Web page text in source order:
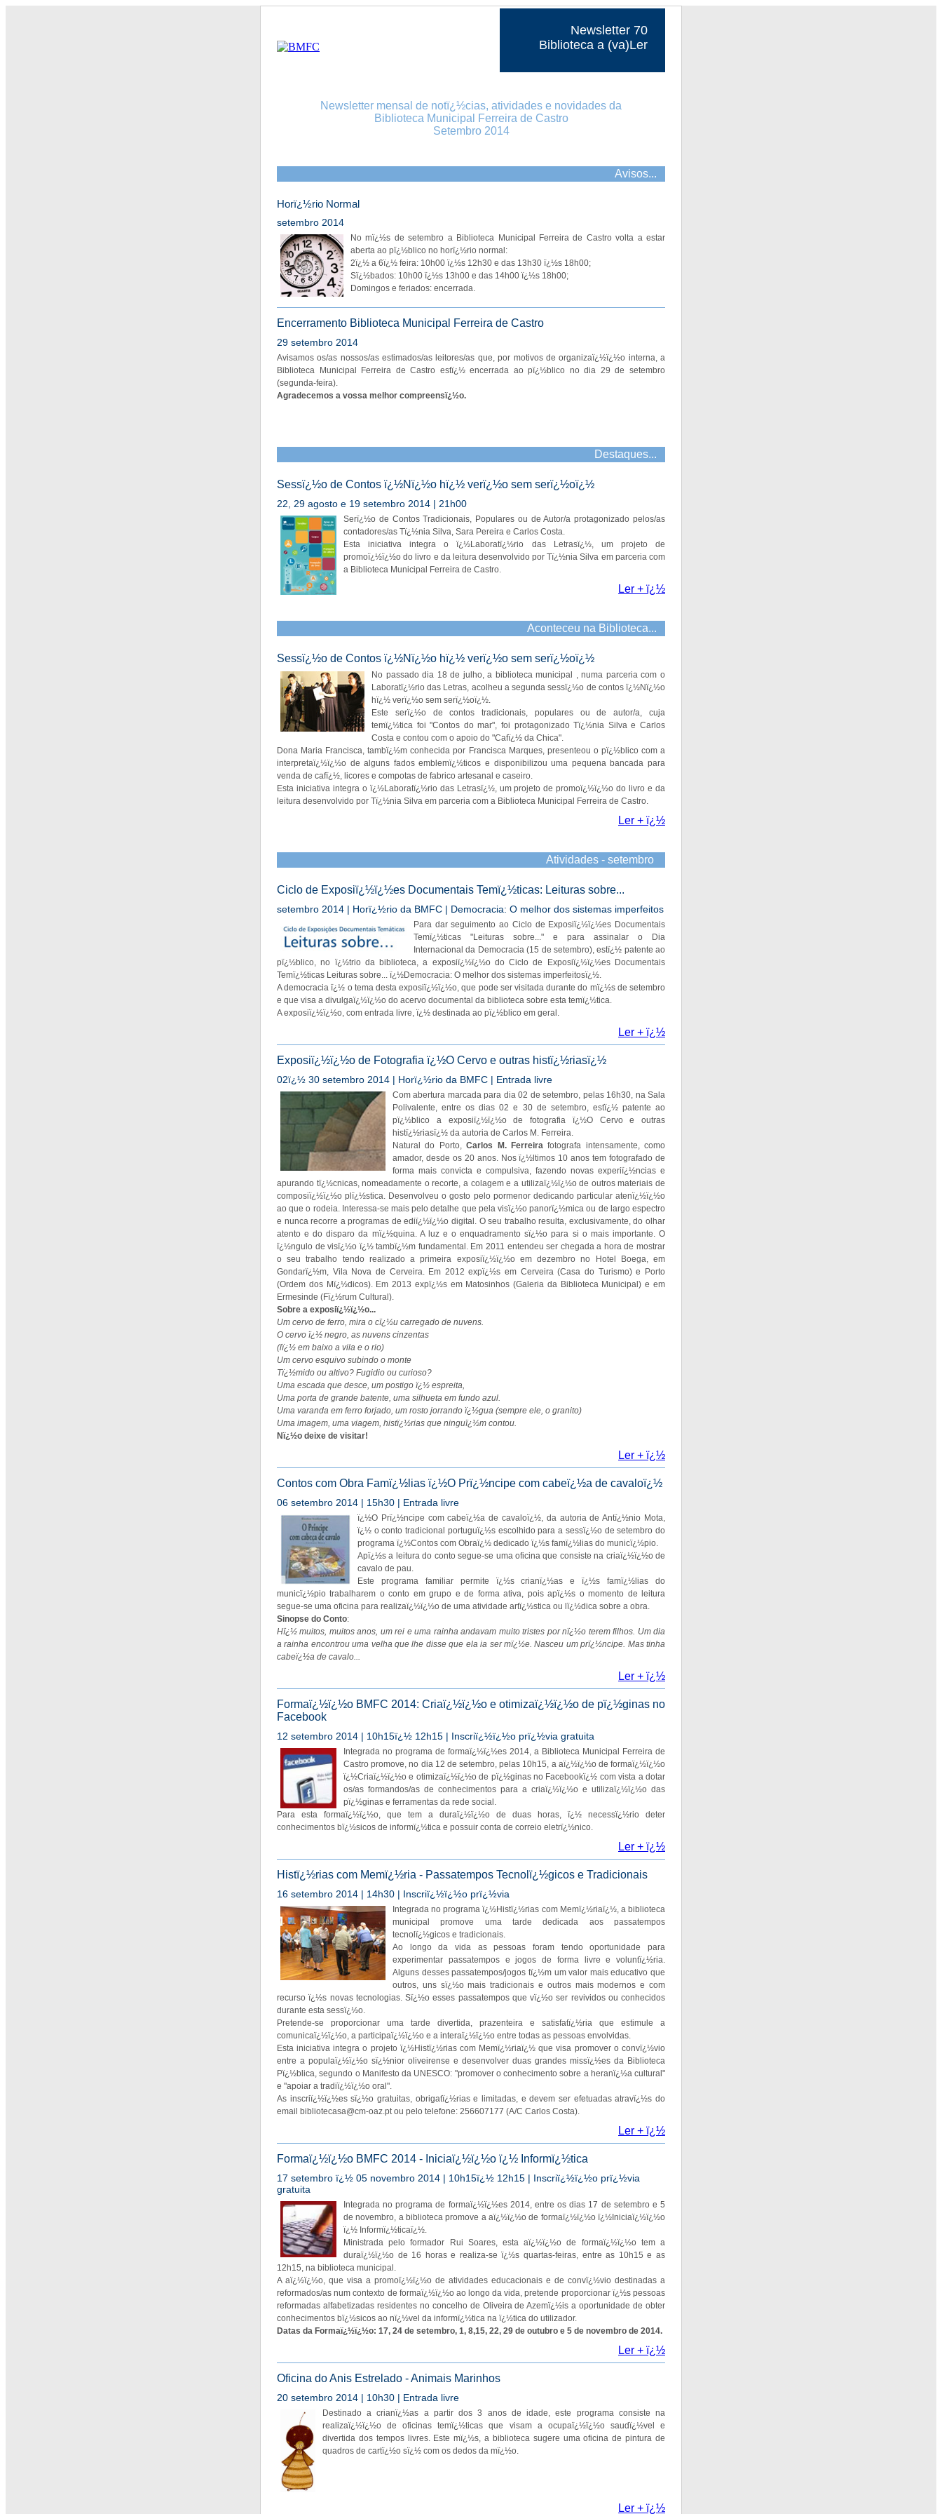
Newsletter 70
Biblioteca a (va)Ler
Newsletter mensal de notï¿½cias, atividades e novidades da
Biblioteca Municipal Ferreira de Castro
Setembro 2014
Avisos...
Horï¿½rio Normal
setembro 2014
No mï¿½s de setembro a Biblioteca Municipal Ferreira de Castro volta a estar
aberta ao pï¿½blico no horï¿½rio normal:
2ï¿½ a 6ï¿½ feira: 10h00 ï¿½s 12h30 e das 13h30 ï¿½s 18h00;
Sï¿½bados: 10h00 ï¿½s 13h00 e das 14h00 ï¿½s 18h00;
Domingos e feriados: encerrada.
Encerramento Biblioteca Municipal Ferreira de Castro
29 setembro 2014
Avisamos os/as nossos/as estimados/as leitores/as que, por motivos de organizaï¿½ï¿½o interna, a
Biblioteca Municipal Ferreira de Castro estï¿½ encerrada ao pï¿½blico no dia 29 de setembro
(segunda-feira).
Agradecemos a vossa melhor compreensï¿½o.
Destaques...
Sessï¿½o de Contos ï¿½Nï¿½o hï¿½ verï¿½o sem serï¿½oï¿½
22, 29 agosto e 19 setembro 2014 | 21h00
Serï¿½o de Contos Tradicionais, Populares ou de Autor/a protagonizado pelos/as
contadores/as Tï¿½nia Silva, Sara Pereira e Carlos Costa.
Esta iniciativa integra o ï¿½Laboratï¿½rio das Letrasï¿½, um projeto de
promoï¿½ï¿½o do livro e da leitura desenvolvido por Tï¿½nia Silva em parceria com
a Biblioteca Municipal Ferreira de Castro.
Ler + ï¿½
Aconteceu na Biblioteca...
Sessï¿½o de Contos ï¿½Nï¿½o hï¿½ verï¿½o sem serï¿½oï¿½
No passado dia 18 de julho, a biblioteca municipal , numa parceria com o
Laboratï¿½rio das Letras, acolheu a segunda sessï¿½o de contos ï¿½Nï¿½o
hï¿½ verï¿½o sem serï¿½oï¿½.
Este serï¿½o de contos tradicionais, populares ou de autor/a, cuja
temï¿½tica foi "Contos do mar", foi protagonizado Tï¿½nia Silva e Carlos
Costa e contou com o apoio do "Cafï¿½ da Chica".
Dona Maria Francisca, tambï¿½m conhecida por Francisca Marques, presenteou o pï¿½blico com a
interpretaï¿½ï¿½o de alguns fados emblemï¿½ticos e disponibilizou uma pequena bancada para
venda de cafï¿½, licores e compotas de fabrico artesanal e caseiro.
Esta iniciativa integra o ï¿½Laboratï¿½rio das Letrasï¿½, um projeto de promoï¿½ï¿½o do livro e da
leitura desenvolvido por Tï¿½nia Silva em parceria com a Biblioteca Municipal Ferreira de Castro.
Ler + ï¿½
Atividades - setembro
Ciclo de Exposiï¿½ï¿½es Documentais Temï¿½ticas: Leituras sobre...
setembro 2014 | Horï¿½rio da BMFC | Democracia: O melhor dos sistemas imperfeitos
Para dar seguimento ao Ciclo de Exposiï¿½ï¿½es Documentais
Temï¿½ticas "Leituras sobre..." e para assinalar o Dia
Internacional da Democracia (15 de setembro), estï¿½ patente ao
pï¿½blico, no ï¿½trio da biblioteca, a exposiï¿½ï¿½o do Ciclo de Exposiï¿½ï¿½es Documentais
Temï¿½ticas Leituras sobre... ï¿½Democracia: O melhor dos sistemas imperfeitosï¿½.
A democracia ï¿½ o tema desta exposiï¿½ï¿½o, que pode ser visitada durante do mï¿½s de setembro
e que visa a divulgaï¿½ï¿½o do acervo documental da biblioteca sobre esta temï¿½tica.
A exposiï¿½ï¿½o, com entrada livre, ï¿½ destinada ao pï¿½blico em geral.
Ler + ï¿½
Exposiï¿½ï¿½o de Fotografia ï¿½O Cervo e outras histï¿½riasï¿½
02ï¿½ 30 setembro 2014 | Horï¿½rio da BMFC | Entrada livre
Com abertura marcada para dia 02 de setembro, pelas 16h30, na Sala
Polivalente, entre os dias 02 e 30 de setembro, estï¿½ patente ao
pï¿½blico a exposiï¿½ï¿½o de fotografia ï¿½O Cervo e outras
histï¿½riasï¿½ da autoria de Carlos M. Ferreira.
Natural do Porto,Carlos M. Ferreirafotografa intensamente, como
amador, desde os 20 anos. Nos ï¿½ltimos 10 anos tem fotografado de
forma mais convicta e compulsiva, fazendo novas experiï¿½ncias e
apurando tï¿½cnicas, nomeadamente o recorte, a colagem e a utilizaï¿½ï¿½o de outros materiais de
composiï¿½ï¿½o plï¿½stica. Desenvolveu o gosto pelo pormenor dedicando particular atenï¿½ï¿½o
ao que o rodeia. Interessa-se mais pelo detalhe que pela visï¿½o panorï¿½mica ou de largo espectro
e nunca recorre a programas de ediï¿½ï¿½o digital. O seu trabalho resulta, exclusivamente, do olhar
atento e do disparo da mï¿½quina. A luz e o enquadramento sï¿½o para si o mais importante. O
ï¿½ngulo de visï¿½o ï¿½ tambï¿½m fundamental. Em 2011 entendeu ser chegada a hora de mostrar
o seu trabalho tendo realizado a primeira exposiï¿½ï¿½o em dezembro no Hotel Boega, em
Gondarï¿½m, Vila Nova de Cerveira. Em 2012 expï¿½s em Cerveira (Casa do Turismo) e Porto
(Ordem dos Mï¿½dicos). Em 2013 expï¿½s em Matosinhos (Galeria da Biblioteca Municipal) e em
Ermesinde (Fï¿½rum Cultural).
Sobre a exposiï¿½ï¿½o...
Um cervo de ferro, mira o cï¿½u carregado de nuvens.
O cervo ï¿½ negro, as nuvens cinzentas
(lï¿½ em baixo a vila e o rio)
Um cervo esquivo subindo o monte
Tï¿½mido ou altivo? Fugidio ou curioso?
Uma escada que desce, um postigo ï¿½ espreita,
Uma porta de grande batente, uma silhueta em fundo azul.
Uma varanda em ferro forjado, um rosto jorrando ï¿½gua (sempre ele, o granito)
Uma imagem, uma viagem, histï¿½rias que ninguï¿½m contou.
Nï¿½o deixe de visitar!
Ler + ï¿½
Contos com Obra Famï¿½lias ï¿½O Prï¿½ncipe com cabeï¿½a de cavaloï¿½
06 setembro 2014 | 15h30 | Entrada livre
ï¿½O Prï¿½ncipe com cabeï¿½a de cavaloï¿½, da autoria de Antï¿½nio Mota,
ï¿½ o conto tradicional portuguï¿½s escolhido para a sessï¿½o de setembro do
programa ï¿½Contos com Obraï¿½ dedicado ï¿½s famï¿½lias do municï¿½pio.
Apï¿½s a leitura do conto segue-se uma oficina que consiste na criaï¿½ï¿½o de
cavalo de pau.
Este programa familiar permite ï¿½s crianï¿½as e ï¿½s famï¿½lias do
municï¿½pio trabalharem o conto em grupo e de forma ativa, pois apï¿½s o momento de leitura
segue-se uma oficina para realizaï¿½ï¿½o de uma atividade artï¿½stica ou lï¿½dica sobre a obra.
Sinopse do Conto:
Hï¿½ muitos, muitos anos, um rei e uma rainha andavam muito tristes por nï¿½o terem filhos. Um dia
a rainha encontrou uma velha que lhe disse que ela ia ser mï¿½e. Nasceu um prï¿½ncipe. Mas tinha
cabeï¿½a de cavalo...
Ler + ï¿½
Formaï¿½ï¿½o BMFC 2014: Criaï¿½ï¿½o e otimizaï¿½ï¿½o de pï¿½ginas no
Facebook
12 setembro 2014 | 10h15ï¿½ 12h15 | Inscriï¿½ï¿½o prï¿½via gratuita
Integrada no programa de formaï¿½ï¿½es 2014, a Biblioteca Municipal Ferreira de
Castro promove, no dia 12 de setembro, pelas 10h15, a aï¿½ï¿½o de formaï¿½ï¿½o
ï¿½Criaï¿½ï¿½o e otimizaï¿½ï¿½o de pï¿½ginas no Facebookï¿½ com vista a dotar
os/as formandos/as de conhecimentos para a criaï¿½ï¿½o e utilizaï¿½ï¿½o das
pï¿½ginas e ferramentas da rede social.
Para esta formaï¿½ï¿½o, que tem a duraï¿½ï¿½o de duas horas, ï¿½ necessï¿½rio deter
conhecimentos bï¿½sicos de informï¿½tica e possuir conta de correio eletrï¿½nico.
Ler + ï¿½
Histï¿½rias com Memï¿½ria - Passatempos Tecnolï¿½gicos e Tradicionais
16 setembro 2014 | 14h30 | Inscriï¿½ï¿½o prï¿½via
Integrada no programa ï¿½Histï¿½rias com Memï¿½riaï¿½, a biblioteca
municipal promove uma tarde dedicada aos passatempos
tecnolï¿½gicos e tradicionais.
Ao longo da vida as pessoas foram tendo oportunidade para
experimentar passatempos e jogos de forma livre e voluntï¿½ria.
Alguns desses passatempos/jogos tï¿½m um valor mais educativo que
outros, uns sï¿½o mais tradicionais e outros mais modernos e com
recurso ï¿½s novas tecnologias. Sï¿½o esses passatempos que vï¿½o ser revividos ou conhecidos
durante esta sessï¿½o.
Pretende-se proporcionar uma tarde divertida, prazenteira e satisfatï¿½ria que estimule a
comunicaï¿½ï¿½o, a participaï¿½ï¿½o e a interaï¿½ï¿½o entre todas as pessoas envolvidas.
Esta iniciativa integra o projeto ï¿½Histï¿½rias com Memï¿½riaï¿½ que visa promover o convï¿½vio
entre a populaï¿½ï¿½o sï¿½nior oliveirense e desenvolver duas grandes missï¿½es da Biblioteca
Pï¿½blica, segundo o Manifesto da UNESCO: "promover o conhecimento sobre a heranï¿½a cultural"
e "apoiar a tradiï¿½ï¿½o oral".
As inscriï¿½ï¿½es sï¿½o gratuitas, obrigatï¿½rias e limitadas, e devem ser efetuadas atravï¿½s do
email bibliotecasa@cm-oaz.pt ou pelo telefone: 256607177 (A/C Carlos Costa).
Ler + ï¿½
Formaï¿½ï¿½o BMFC 2014 - Iniciaï¿½ï¿½o ï¿½ Informï¿½tica
17 setembro ï¿½ 05 novembro 2014 | 10h15ï¿½ 12h15 | Inscriï¿½ï¿½o prï¿½via
gratuita
Integrada no programa de formaï¿½ï¿½es 2014, entre os dias 17 de setembro e 5
de novembro, a biblioteca promove a aï¿½ï¿½o de formaï¿½ï¿½o ï¿½Iniciaï¿½ï¿½o
ï¿½ Informï¿½ticaï¿½.
Ministrada pelo formador Rui Soares, esta aï¿½ï¿½o de formaï¿½ï¿½o tem a
duraï¿½ï¿½o de 16 horas e realiza-se ï¿½s quartas-feiras, entre as 10h15 e as
12h15, na biblioteca municipal.
A aï¿½ï¿½o, que visa a promoï¿½ï¿½o de atividades educacionais e de convï¿½vio destinadas a
reformados/as num contexto de formaï¿½ï¿½o ao longo da vida, pretende proporcionar ï¿½s pessoas
reformadas alfabetizadas residentes no concelho de Oliveira de Azemï¿½is a oportunidade de obter
conhecimentos bï¿½sicos ao nï¿½vel da informï¿½tica na ï¿½tica do utilizador.
Datas da Formaï¿½ï¿½o: 17, 24 de setembro, 1, 8,15, 22, 29 de outubro e 5 de novembro de 2014.
Ler + ï¿½
Oficina do Anis Estrelado - Animais Marinhos
20 setembro 2014 | 10h30 | Entrada livre
Destinado a crianï¿½as a partir dos 3 anos de idade, este programa consiste na
realizaï¿½ï¿½o de oficinas temï¿½ticas que visam a ocupaï¿½ï¿½o saudï¿½vel e
divertida dos tempos livres. Este mï¿½s, a biblioteca sugere uma oficina de pintura de
quadros de cartï¿½o sï¿½ com os dedos da mï¿½o.
Ler + ï¿½